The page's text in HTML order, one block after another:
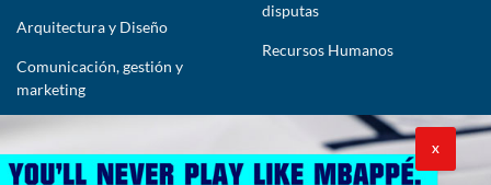
Arquitectura y Diseño
Comunicación, gestión y
marketing
disputas
Recursos Humanos
lawyers@theimpactlawyers.com
X